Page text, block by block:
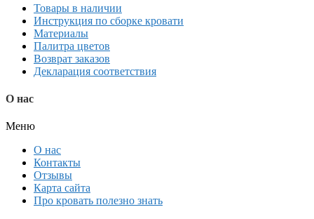
Товары в наличии
Инструкция по сборке кровати
Материалы
Палитра цветов
Возврат заказов
Декларация соответствия
О нас
Меню
О нас
Контакты
Отзывы
Карта сайта
Про кровать полезно знать